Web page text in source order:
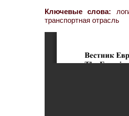
Ключевые слова:
транспортная отрасль